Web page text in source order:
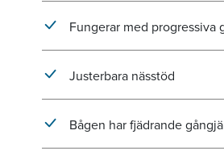
Fungerar med progressiva
Justerbara nässtöd
Bågen har fjädrande